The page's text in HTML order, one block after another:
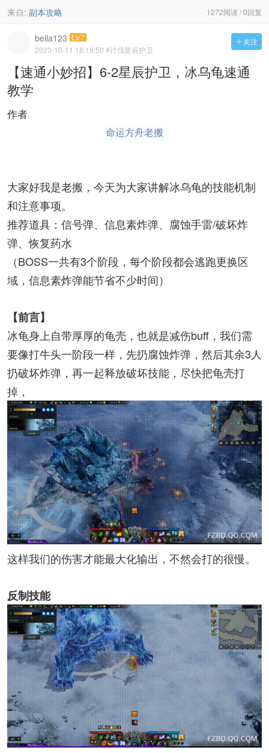
1272阅读 / 0回复
来自: 副本攻略
 关注
beila123 Lv.7
2023-10-11 18:19:50 #讨伐星辰护卫
【速通小妙招】6-2星辰护卫，冰乌龟速通
教学
作者
命运方舟老搬
大家好我是老搬，今天为大家讲解冰乌龟的技能机制
和注意事项。
推荐道具：信号弹、信息素炸弹、腐蚀手雷/破坏炸
弹、恢复药水
（BOSS一共有3个阶段，每个阶段都会逃跑更换区
域，信息素炸弹能节省不少时间）
【前言】
冰龟身上自带厚厚的龟壳，也就是减伤buff，我们需
要像打牛头一阶段一样，先扔腐蚀炸弹，然后其余3人
扔破坏炸弹，再一起释放破坏技能，尽快把龟壳打
掉，
这样我们的伤害才能最大化输出，不然会打的很慢。
反制技能